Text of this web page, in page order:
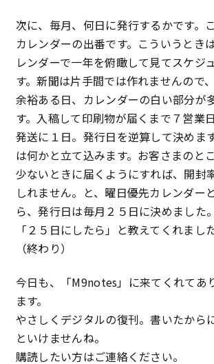
次に、毎月、何日に発行するかです。
カレンダーの出番です。こういうとき
レンダーで一年を俯瞰して見てスケジ
す。新聞は片手間では作れませんので
余裕ある日、カレンダーの白い部分が
す。入稿して印刷物が届くまで７営業
発送に１日。発行日を逆算して決めま
は何かと立て込みます。お客さまのと
少ないときに届くようにすれば、開封
しれません。と、曜日優先カレンダー
ら、発行日は毎月２５日に決めました
「２５日にしたら」と教えてくれました
（終わり）
今日も、「M9notes」に来てくれてあ
ます。
やさしくデジタルの復刊。書いたから
といけませんね。
購読したい方はご連絡ください。